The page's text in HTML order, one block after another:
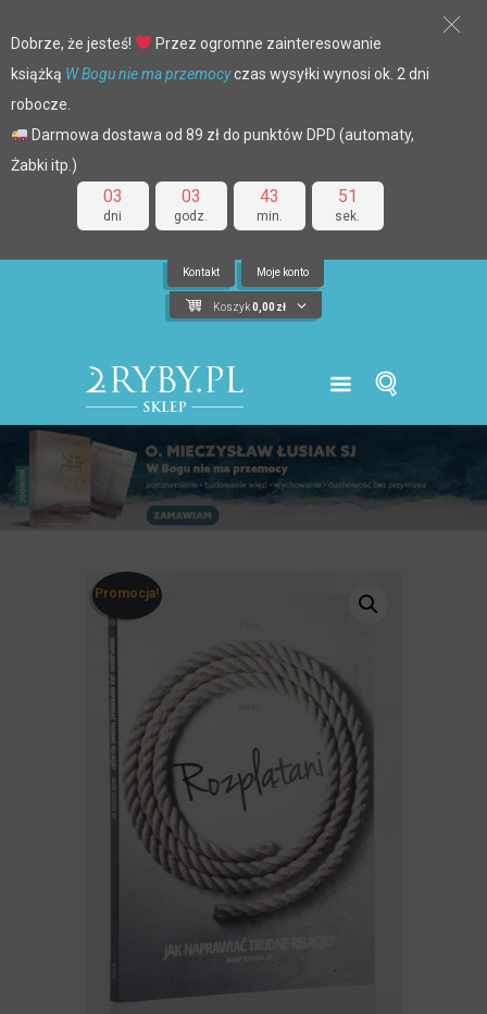
03
dni
03
godz.
43
min.
51
sek.
Dobrze, że jesteś!
Przez ogromne zainteresowanie
książką W Bogu nie ma przemocyczas wysyłki wynosi ok. 2 dni
robocze.
Darmowa dostawa od 89 zł do punktów DPD (automaty,
Żabki itp.)
Kontakt Moje konto
Koszyk 0,00 zł
Promocja!